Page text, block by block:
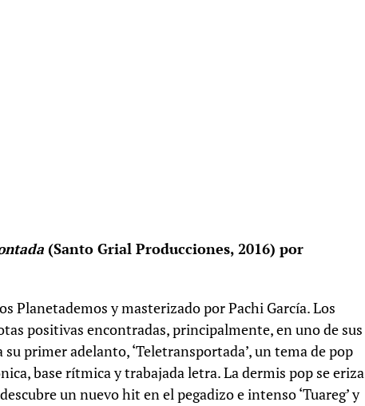
(Santo Grial Producciones, 2016) por
Planetademos y masterizado por Pachi García. Los
positivas encontradas, principalmente, en uno de sus
primer adelanto, ‘Teletransportada’, un tema de pop
base rítmica y trabajada letra. La dermis pop se eriza
un nuevo hit en el pegadizo e intenso ‘Tuareg’ y